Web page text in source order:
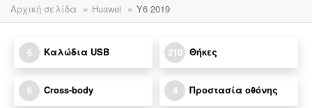
Αρχική σελίδα » Huawei » Y6 2019
6 Καλώδια USB 210 Θήκες
6 Cross-body 4 Προστασία οθόνης